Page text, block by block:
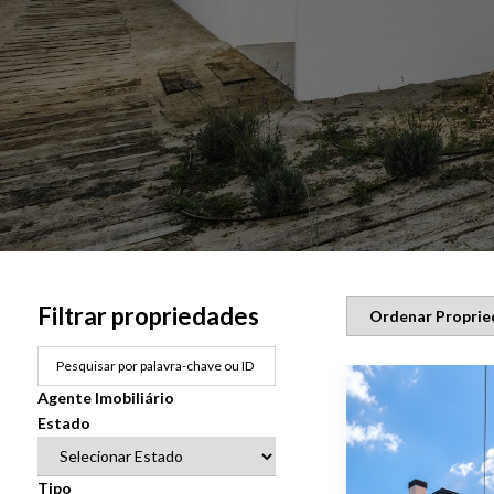
Filtrar propriedades
Agente Imobiliário
Estado
Tipo